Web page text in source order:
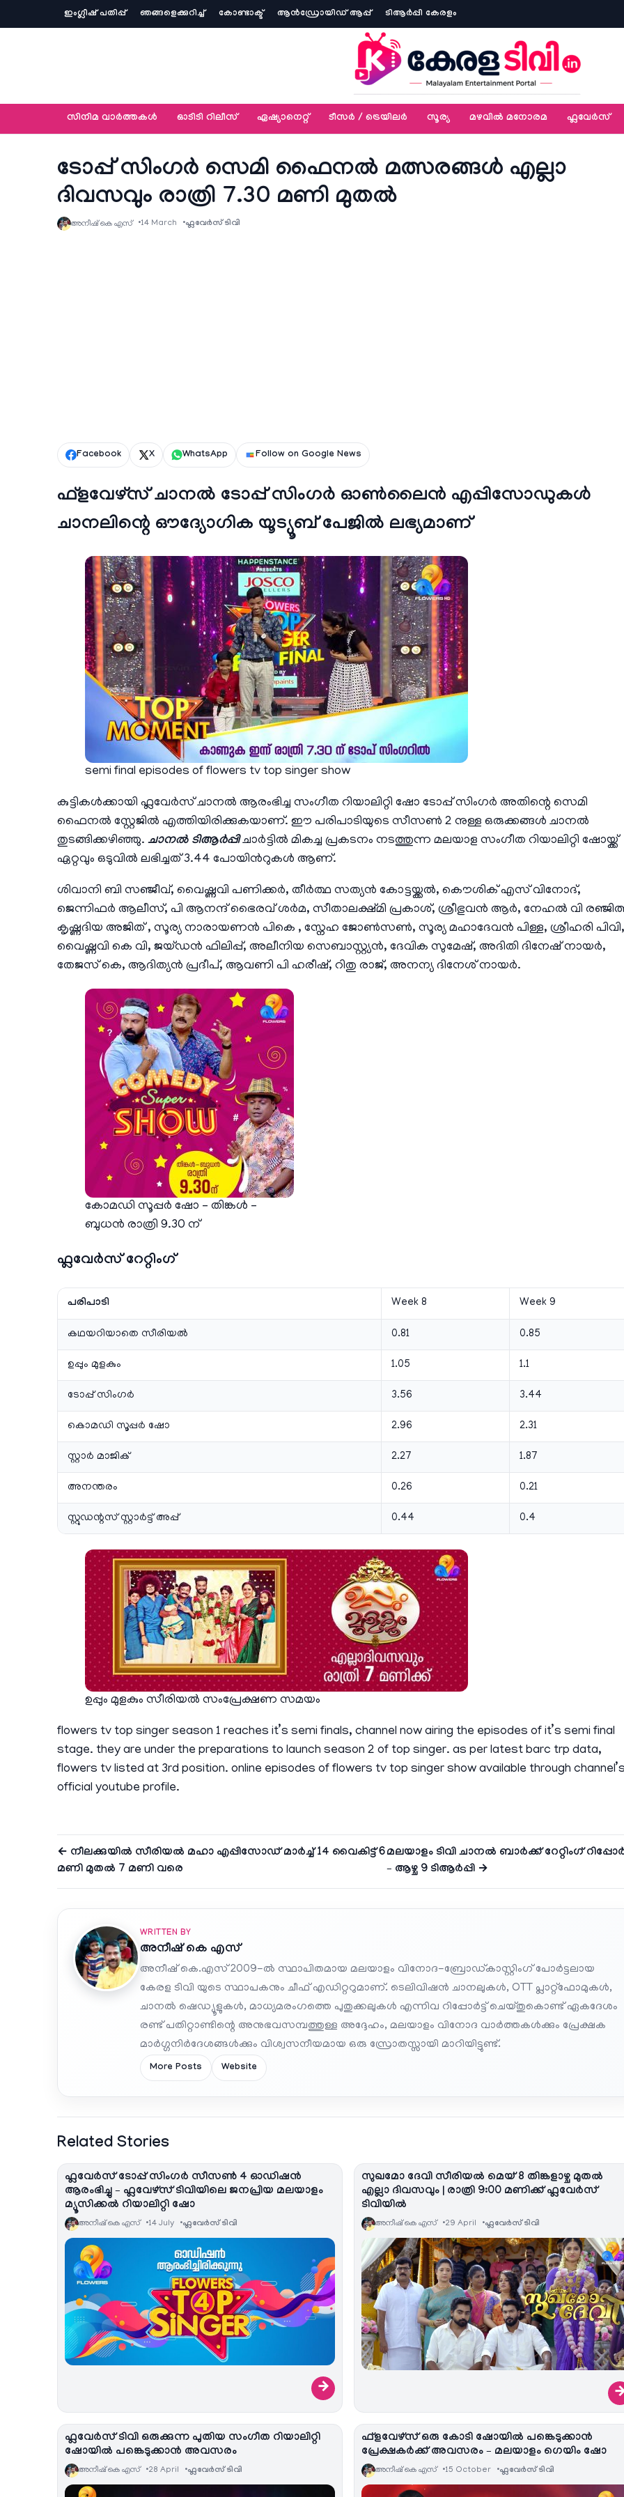
ഇംഗ്ലീഷ് പതിപ്പ് ഞങ്ങളെക്കുറിച്ച്‌ കോണ്ടാക്ട് ആൻഡ്രോയിഡ് ആപ്പ് ടിആര്‍പ്പി കേരളം
സിനിമ വാര്‍ത്തകള്‍ ഓടിടി റിലീസ് ഏഷ്യാനെറ്റ്‌ ടീസര്‍ / ട്രെയിലര്‍ സൂര്യ മഴവിൽ മനോരമ ഫ്ലവേര്‍സ്
ടോപ്പ് സിംഗര്‍ സെമി ഫൈനല്‍ മത്സരങ്ങള്‍ എല്ലാ
ദിവസവും രാത്രി 7.30 മണി മുതല്‍
അനീഷ്‌ കെ എസ് 14 March ഫ്ലവേര്‍സ് ടിവി
Facebook X WhatsApp Follow on Google News
ഫ്‌ളവേഴ്‌സ് ചാനല്‍ ടോപ്പ് സിംഗര്‍ ഓണ്‍ലൈന്‍ എപ്പിസോഡുകള്‍
ചാനലിന്റെ ഔദ്യോഗിക യൂട്യൂബ് പേജില്‍ ലഭ്യമാണ്
semi final episodes of flowers tv top singer show
കുട്ടികള്‍ക്കായി ഫ്ലവേര്‍സ് ചാനല്‍ ആരംഭിച്ച സംഗീത റിയാലിറ്റി ഷോ ടോപ്പ് സിംഗര്‍ അതിന്റെ സെമി
ഫൈനല്‍ സ്റ്റേജില്‍ എത്തിയിരിക്കുകയാണ്. ഈ പരിപാടിയുടെ സീസണ്‍ 2 നുള്ള ഒരുക്കങ്ങള്‍ ചാനല്‍
തുടങ്ങിക്കഴിഞ്ഞു. ചാനല്‍ ടിആര്‍പ്പിചാര്‍ട്ടില്‍ മികച്ച പ്രകടനം നടത്തുന്ന മലയാള സംഗീത റിയാലിറ്റി ഷോയ്ക്ക്
ഏറ്റവും ഒടുവില്‍ ലഭിച്ചത് 3.44 പോയിന്‍റുകള്‍ ആണ്.
ശിവാനി ബി സഞ്ജീവ്, വൈഷ്ണവി പണിക്കർ, തീർത്ഥ സത്യൻ കോട്ടയ്ക്കൽ, കൌശിക് എസ് വിനോദ്,
ജെന്നിഫർ ആലീസ്, പി ആനന്ദ് ഭൈരവ് ശർമ, സീതാലക്ഷ്മി പ്രകാശ്, ശ്രീഭുവൻ ആർ, നേഹൽ വി
കൃഷ്ണദിയ അജിത്‌ , സൂര്യ നാരായണന്‍ പികെ , സ്നേഹ ജോൺസൺ, സൂര്യ മഹാദേവൻ പിള്ള, ശ്രീഹരി പിവി,
വൈഷ്ണവി കെ വി, ജയ്ഡൻ ഫിലിപ്പ്, അലീനിയ സെബാസ്റ്റ്യൻ, ദേവിക സുമേഷ്, അദിതി ദിനേഷ് നായർ,
തേജസ് കെ, ആദിത്യൻ പ്രദീപ്, ആവണി പി ഹരീഷ്, റിതു രാജ്, അനന്യ ദിനേശ് നായർ.
കോമഡി സൂപ്പർ ഷോ – തിങ്കൾ –
ബുധൻ രാത്രി 9.30 ന്
ഫ്ലവേര്‍സ് റേറ്റിംഗ്
പരിപാടി Week 8 Week 9
കഥയറിയാതെ സീരിയല്‍ 0.81 0.85
ഉപ്പും മുളകും 1.05 1.1
ടോപ്പ് സിംഗര്‍ 3.56 3.44
കൊമഡി സൂപ്പര്‍ ഷോ 2.96 2.31
സ്റ്റാര്‍ മാജിക് 2.27 1.87
അനന്തരം 0.26 0.21
സ്റ്റുഡന്റസ് സ്റ്റാര്‍ട്ട്‌ അപ്പ് 0.44 0.4
ഉപ്പും മുളകും സീരിയല്‍ സംപ്രേക്ഷണ സമയം
flowers tv top singer season 1 reaches it’s semi finals, channel now airing the episodes of it’s semi final
stage. they are under the preparations to launch season 2 of top singer. as per latest barc trp data,
flowers tv listed at 3rd position. online episodes of flowers tv top singer show available through
official youtube profile.
← നീലക്കുയിൽ സീരിയല്‍ മഹാ എപ്പിസോഡ് മാർച്ച് 14 വൈകിട്ട് 6
മണി മുതൽ 7 മണി വരെ
മലയാളം ടിവി ചാനല്‍ ബാര്‍ക്ക് റേറ്റിംഗ്
– ആഴ്ച 9 ടിആര്‍പ്പി →
WRITTEN BY
അനീഷ്‌ കെ എസ്
അനീഷ് കെ.എസ് 2009-ൽ സ്ഥാപിതമായ മലയാളം വിനോദ-ബ്രോഡ്കാസ്റ്റിംഗ് പോർട്ടലായ
കേരള ടിവി യുടെ സ്ഥാപകനും ചീഫ് എഡിറ്ററുമാണ്. ടെലിവിഷൻ ചാനലുകൾ, OTT പ്ലാറ്റ്‌ഫോമുകൾ,
ചാനൽ ഷെഡ്യൂളുകൾ, മാധ്യമരംഗത്തെ പുതുക്കലുകൾ എന്നിവ റിപ്പോർട്ട് ചെയ്തുകൊണ്ട് ഏകദേശം
രണ്ട് പതിറ്റാണ്ടിന്റെ അനുഭവസമ്പത്തുള്ള അദ്ദേഹം, മലയാളം വിനോദ വാർത്തകൾക്കും പ്രേക്ഷക
മാർഗ്ഗനിർദേശങ്ങൾക്കും വിശ്വസനീയമായ ഒരു സ്രോതസ്സായി മാറിയിട്ടുണ്ട്.
More Posts Website
Related Stories
ഫ്ലവേര്‍സ് ടോപ്പ് സിംഗര്‍ സീസണ്‍ 4 ഓഡിഷന്‍
ആരംഭിച്ചു – ഫ്ലവേഴ്സ് ടിവിയിലെ ജനപ്രിയ മലയാളം
മ്യൂസിക്കൽ റിയാലിറ്റി ഷോ
അനീഷ്‌ കെ എസ് 14 July ഫ്ലവേര്‍സ് ടിവി
→
സുഖമോ ദേവി സീരിയല്‍ മെയ് 8 തിങ്കളാഴ്ച മുതൽ
എല്ലാ ദിവസവും | രാത്രി 9:00 മണിക്ക് ഫ്ലവേര്‍സ്
ടിവിയില്‍
അനീഷ്‌ കെ എസ് 29 April ഫ്ലവേര്‍സ് ടിവി
ഫ്ലവേര്‍സ് ടിവി ഒരുക്കുന്ന പുതിയ സംഗീത റിയാലിറ്റി
ഷോയില്‍ പങ്കെടുക്കാന്‍ അവസരം
അനീഷ്‌ കെ എസ് 28 April ഫ്ലവേര്‍സ് ടിവി
ഫ്‌ളവേഴ്‌സ് ഒരു കോടി ഷോയില്‍ പങ്കെടുക്കാന്‍
പ്രേക്ഷകര്‍ക്ക്‌ അവസരം – മലയാളം ഗെയിം ഷോ
അനീഷ്‌ കെ എസ് 15 October ഫ്ലവേര്‍സ് ടിവി